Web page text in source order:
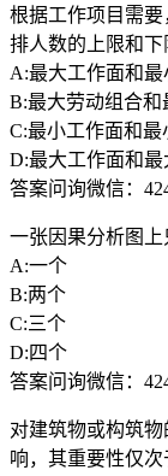
根据工作项目需
排人数的上限和下
A:最大工作面和
B:最大劳动组合和
C:最小工作面和最
D:最大工作面和
答案问询微信：
一张因果分析图上
A:一个
B:两个
C:三个
D:四个
答案问询微信：
对建筑物或构筑
响，其重要性仅次